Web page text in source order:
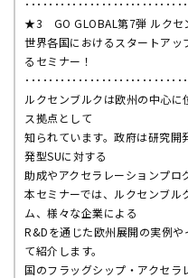
･･･････････････････････････
★3 GO GLOBAL第7弾 ルクセ
世界各国におけるスタートア
るセミナー！
･･･････････････････････････
ルクセンブルクは欧州の中心
ス拠点として
知られています。政府は研究
発型SUに対する
助成やアクセラレーションプロ
本セミナーでは、ルクセンブル
ム、様々な企業による
R&Dを通じた欧州展開の実例
て紹介します。
国のフラッグシップ・アクセラ